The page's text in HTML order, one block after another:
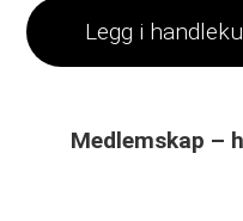
Legg i
Medlemskap –